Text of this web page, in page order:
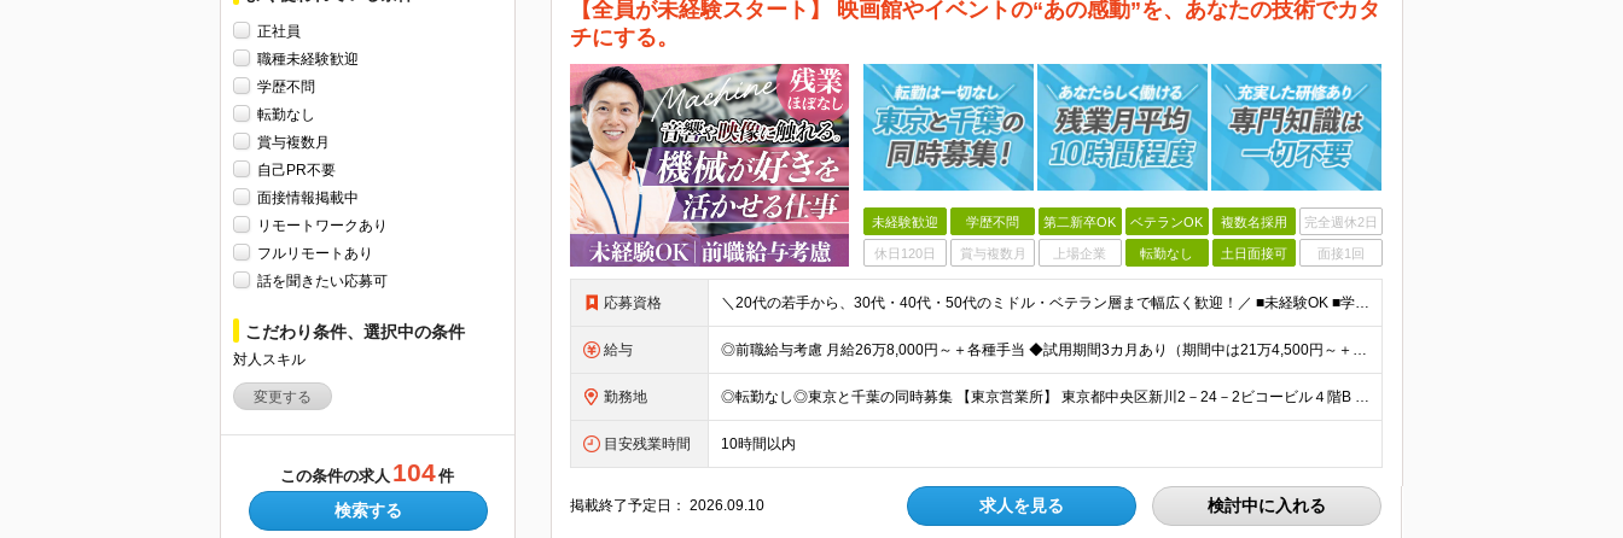
正社員
職種未経験歓迎
学歴不問
転勤なし
賞与複数月
自己PR不要
面接情報掲載中
リモートワークあり
フルリモートあり
話を聞きたい応募可
こだわり条件、選択中の条件
対人スキル
変更する
この条件の求人 104件
検索する
【全員が未経験スタート】 映画館やイベントの“あの感動”を、あなたの技術でカタ
チにする。
未経験歓迎 学歴不問 第二新卒OK ベテランOK 複数名採用 完全週休2日
休日120日 賞与複数月 上場企業 転勤なし 土日面接可 面接1回
応募資格 ＼20代の若手から、30代・40代・50代のミドル・ベテラン層まで幅広く歓迎！／ ■未経験OK ■学歴不問 ■普通自動車運転免許（AT限定可｜MTをお持ちの方も尚可） ～ひとつでも当てはまれば、それ
給与 ◎前職給与考慮 月給26万8,000円～＋各種手当 ◆試用期間3カ月あり（期間中は21万4,500円～＋各種手当） ※年齢・経験・能力などを考慮の上、決定します ※上記給与はみなし残業代24,00
勤務地 ◎転勤なし◎東京と千葉の同時募集 【東京営業所】 東京都中央区新川2－24－2ビコービル４階B 【千葉営業所】 千葉県千葉市美浜区新港222-16 ※全国出社あり。出張先のホテル代や交通費は会社
目安残業時間 10時間以内
掲載終了予定日：2026.09.10 求人を見る 検討中に入れる